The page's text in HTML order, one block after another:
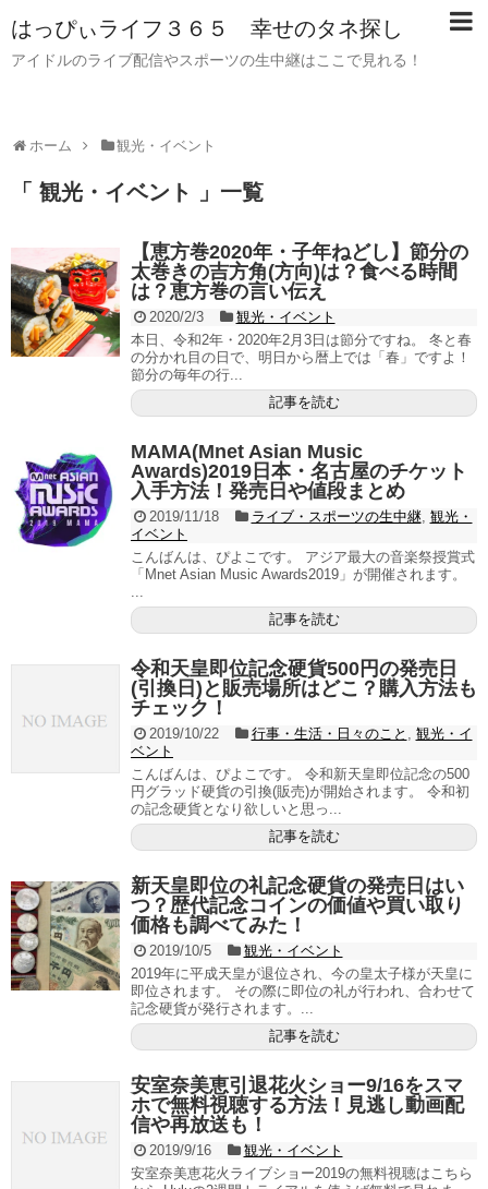
はっぴぃライフ３６５ 幸せのタネ探し
アイドルのライブ配信やスポーツの生中継はここで見れる！
ホーム 観光・イベント
「 観光・イベント 」一覧
【恵方巻2020年・子年ねどし】節分の
太巻きの吉方角(方向)は？食べる時間
は？恵方巻の言い伝え
2020/2/3
観光・イベント
本日、令和2年・2020年2月3日は節分ですね。 冬と春
の分かれ目の日で、明日から暦上では「春」ですよ！
節分の毎年の行...
記事を読む
MAMA(Mnet Asian Music
Awards)2019日本・名古屋のチケット
入手方法！発売日や値段まとめ
2019/11/18 ライブ・スポーツの生中継, 観光・
イベント
こんばんは、ぴよこです。 アジア最大の音楽祭授賞式
「Mnet Asian Music Awards2019」が開催されます。
...
記事を読む
令和天皇即位記念硬貨500円の発売日
(引換日)と販売場所はどこ？購入方法も
チェック！
2019/10/22 行事・生活・日々のこと , 観光・イ
ベント
こんばんは、ぴよこです。 令和新天皇即位記念の500
円グラッド硬貨の引換(販売)が開始されます。 令和初
の記念硬貨となり欲しいと思っ...
記事を読む
新天皇即位の礼記念硬貨の発売日はい
つ？歴代記念コインの価値や買い取り
価格も調べてみた！
2019/10/5
観光・イベント
2019年に平成天皇が退位され、今の皇太子様が天皇に
即位されます。 その際に即位の礼が行われ、合わせて
記念硬貨が発行されます。...
記事を読む
安室奈美恵引退花火ショー9/16をスマ
ホで無料視聴する方法！見逃し動画配
信や再放送も！
2019/9/16
観光・イベント
安室奈美恵花火ライブショー2019の無料視聴はこちら